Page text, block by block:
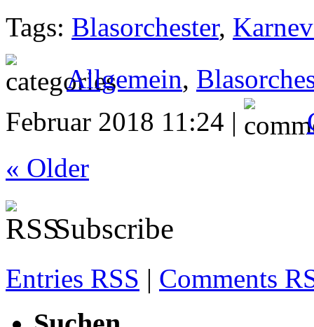
Tags: Blasorchester,
Allgemein,
Februar 2018 11:24 |
« Older
Subscribe
Entries RSS | Comments